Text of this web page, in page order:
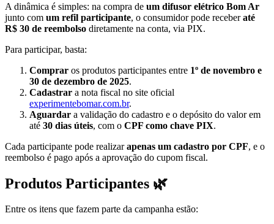
A dinâmica é simples: na compra de um difusor elétrico Bom Ar
junto com um refil participante, o consumidor pode receberaté
R$ 30 de reembolso diretamente na conta, via PIX.
Para participar, basta:
Comprar os produtos participantes entre 1º de novembro e
30 de dezembro de 2025.
Cadastrar a nota fiscal no site oficial
experimentebomar.com.br.
Aguardar a validação do cadastro e o depósito do valor em
até 30 dias úteis, com o CPF como chave PIX.
Cada participante pode realizarapenas um cadastro por CPF, e o
reembolso é pago após a aprovação do cupom fiscal.
Produtos Participantes 🌿
Entre os itens que fazem parte da campanha estão: